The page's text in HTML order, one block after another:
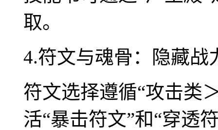
取。
4.符文与魂骨：隐藏战
符文选择遵循“攻击类
活“暴击符文”和“穿透